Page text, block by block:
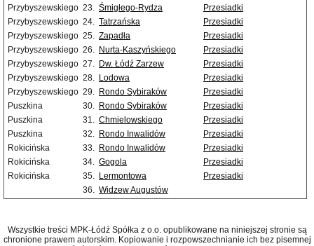
Przybyszewskiego 23. Śmigłego-Rydza
Przesiadki
Przybyszewskiego 24. Tatrzańska
Przesiadki
Przybyszewskiego 25. Zapadła
Przesiadki
Przybyszewskiego 26. Nurta-Kaszyńskiego
Przesiadki
Przybyszewskiego 27. Dw. Łódź Zarzew
Przesiadki
Przybyszewskiego 28. Lodowa
Przesiadki
Przybyszewskiego 29. Rondo Sybiraków
Przesiadki
Puszkina
30. Rondo Sybiraków
Przesiadki
Puszkina
31. Chmielowskiego
Przesiadki
Puszkina
32. Rondo Inwalidów
Przesiadki
Rokicińska
33. Rondo Inwalidów
Przesiadki
Rokicińska
34. Gogola
Przesiadki
Rokicińska
35. Lermontowa
Przesiadki
36. Widzew Augustów
Wszystkie treści MPK-Łódź Spółka z o.o. opublikowane na niniejszej stronie są
chronione prawem autorskim. Kopiowanie i rozpowszechnianie ich bez pisemnej